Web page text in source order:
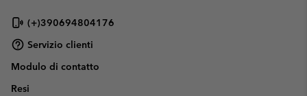
(+)390694804176
Servizio clienti
Modulo di contatto
Resi